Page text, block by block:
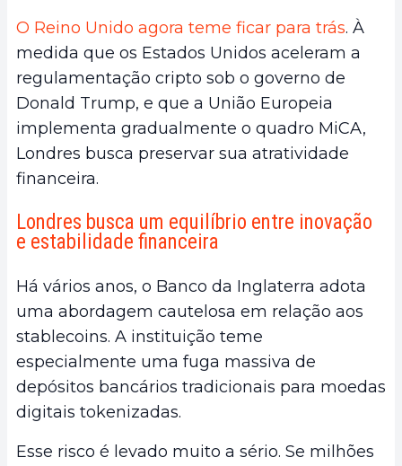
O Reino Unido agora teme ficar para trás. À
medida que os Estados Unidos aceleram a
regulamentação cripto sob o governo de
Donald Trump, e que a União Europeia
implementa gradualmente o quadro MiCA,
Londres busca preservar sua atratividade
financeira.
Londres busca um equilíbrio entre inovação
e estabilidade financeira
Há vários anos, o Banco da Inglaterra adota
uma abordagem cautelosa em relação aos
stablecoins. A instituição teme
especialmente uma fuga massiva de
depósitos bancários tradicionais para moedas
digitais tokenizadas.
Esse risco é levado muito a sério. Se milhões